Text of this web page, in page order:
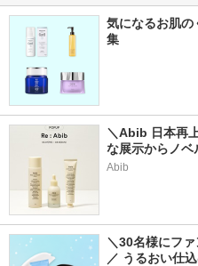
気になるお肌の
集
＼Abib 日本再
な展示からノベ
Abib
＼30名様にフ
／ うるおい仕